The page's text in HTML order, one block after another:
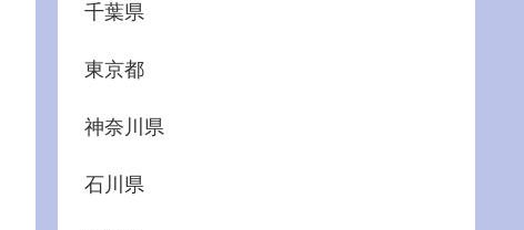
千葉県
東京都
神奈川県
石川県